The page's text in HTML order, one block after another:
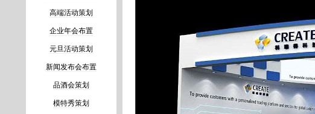
高端活动策划
企业年会布置
元旦活动策划
新闻发布会布置
品酒会策划
模特秀策划